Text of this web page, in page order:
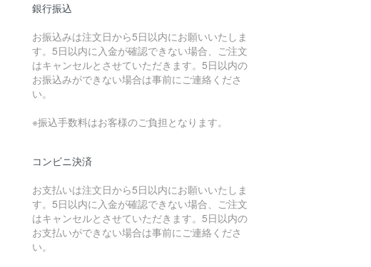
銀行振込
お振込みは注文日から5日以内にお願いいたしま
す。5日以内に入金が確認できない場合、ご注文
はキャンセルとさせていただきます。5日以内の
お振込みができない場合は事前にご連絡くださ
い。
※振込手数料はお客様のご負担となります。
コンビニ決済
お支払いは注文日から5日以内にお願いいたしま
す。5日以内に入金が確認できない場合、ご注文
はキャンセルとさせていただきます。5日以内の
お支払いができない場合は事前にご連絡くださ
い。